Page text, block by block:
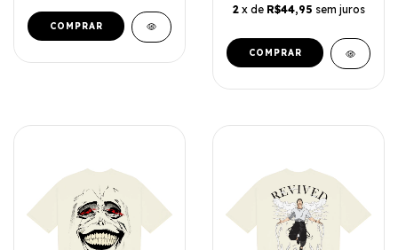
COMPRAR
2 x de R$44,95 sem juros
COMPRAR